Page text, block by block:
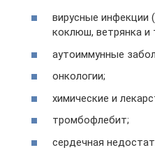
вирусные инфекции
коклюш, ветрянка и
аутоиммунные
онкологии;
химические и
тромбофлебит;
сердечная